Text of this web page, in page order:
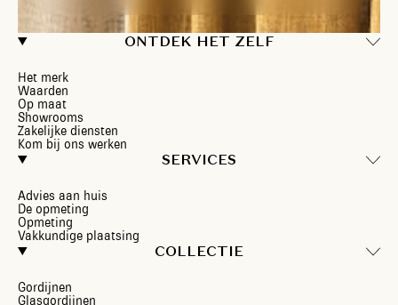
ONTDEK HET ZELF
Het merk
Waarden
Op maat
Showrooms
Zakelijke diensten
Kom bij ons werken
SERVICES
Advies aan huis
De opmeting
Opmeting
Vakkundige plaatsing
COLLECTIE
Gordijnen
Glasgordijnen